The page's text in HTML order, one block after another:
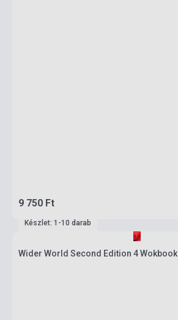
9 750 Ft
Készlet: 1-10 darab
Wider World Second Edition 4 Wokbook